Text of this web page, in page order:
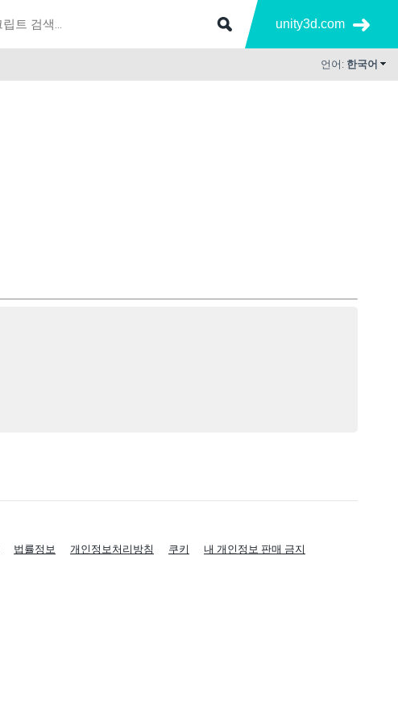
unity3d.com
언어: 한국어
법률정보 개인정보처리방침 쿠키 내 개인정보 판매 금지